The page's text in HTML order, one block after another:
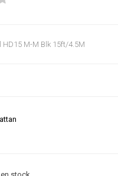
HD15 M-M Blk 15ft/4.5M